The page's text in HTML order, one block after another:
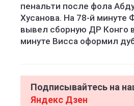
пенальти после фола
Хусанова. На 78-й минуте
вывел сборную ДР Конго
минуте Висса оформил
Подписывайтесь на
Яндекс Дзен